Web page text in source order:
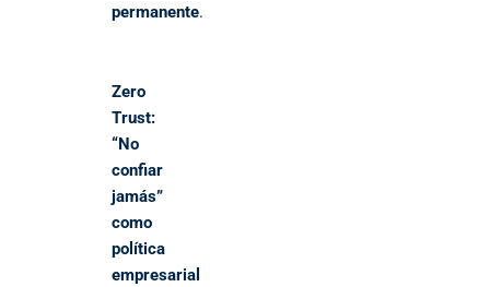
permanente.
Zero
Trust:
“No
confiar
jamás”
como
política
empresarial